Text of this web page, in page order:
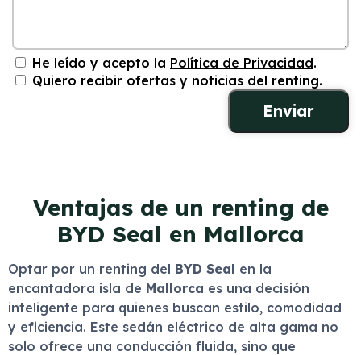
He leído y acepto la Política de Privacidad.
Quiero recibir ofertas y noticias del renting.
Ventajas de un renting de
BYD Seal en Mallorca
Optar por un renting del BYD Seal en la
encantadora isla de Mallorca es una decisión
inteligente para quienes buscan estilo, comodidad
y eficiencia. Este sedán eléctrico de alta gama no
solo ofrece una conducción fluida, sino que